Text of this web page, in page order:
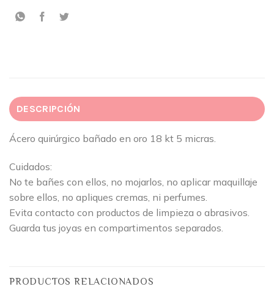
DESCRIPCIÓN
Ácero quirúrgico bañado en oro 18 kt 5 micras.
Cuidados:
No te bañes con ellos, no mojarlos, no aplicar maquillaje
sobre ellos, no apliques cremas, ni perfumes.
Evita contacto con productos de limpieza o abrasivos.
Guarda tus joyas en compartimentos separados.
PRODUCTOS RELACIONADOS